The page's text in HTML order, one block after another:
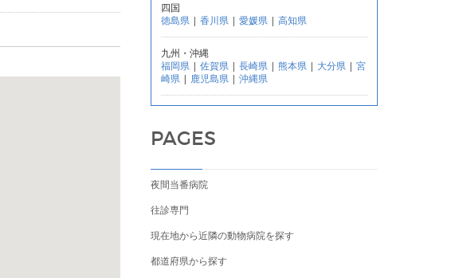
四国
徳島県 | 香川県 | 愛媛県 | 高知県
九州・沖縄
福岡県 | 佐賀県 | 長崎県 | 熊本県 | 大分県 | 宮
崎県 | 鹿児島県 | 沖縄県
PAGES
夜間当番病院
往診専門
現在地から近隣の動物病院を探す
都道府県から探す